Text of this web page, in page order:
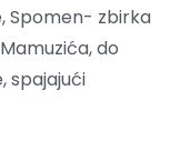
Spomen- zbirka
do
spajajući